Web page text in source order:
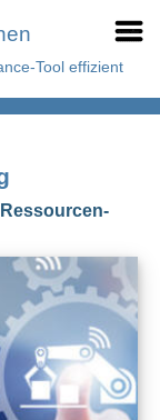
Tool effizient